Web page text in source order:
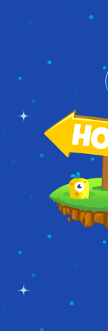
INSOMNIA:
SLEEPLESS